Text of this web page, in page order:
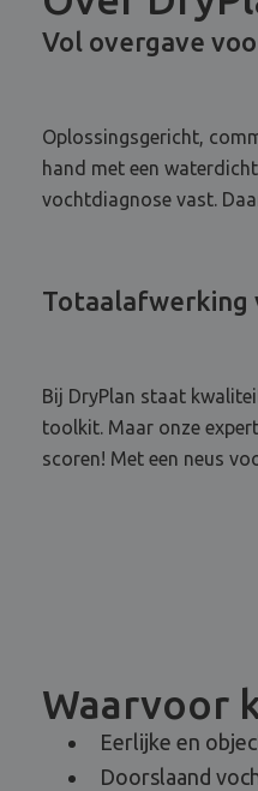
Vol overgave
Oplossingsgericht,
hand met een
vochtdiagnose vast.
Totaalafwerking
Bij DryPlan staat
toolkit. Maar onze
scoren! Met een neus
Waarvoor
Eerlijke en
Doorslaand